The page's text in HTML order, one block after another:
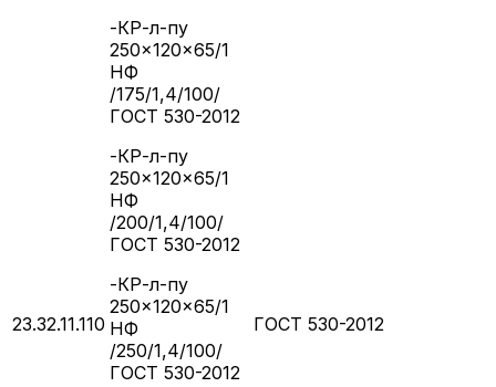
23.32.11.110
-КР-л-пу
250×120×65/1
НФ
/175/1,4/100/
ГОСТ 530-2012
-КР-л-пу
250×120×65/1
НФ
/200/1,4/100/
ГОСТ 530-2012
-КР-л-пу
250×120×65/1
НФ
/250/1,4/100/
ГОСТ 530-2012
ГОСТ 530-2012